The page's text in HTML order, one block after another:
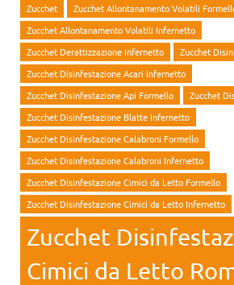
Zucchet
Zucchet Allontanamento Volatili
Zucchet Allontanamento Volatili Infernetto
Zucchet Derattizzazione Infernetto
Zucchet
Zucchet Disinfestazione Acari Infernetto
Zucchet Disinfestazione Api Formello
Zucchet
Zucchet Disinfestazione Blatte Infernetto
Zucchet Disinfestazione Calabroni Formello
Zucchet Disinfestazione Calabroni Infernetto
Zucchet Disinfestazione Cimici da Letto Formello
Zucchet Disinfestazione Cimici da Letto Infernetto
Zucchet
Cimici da Letto